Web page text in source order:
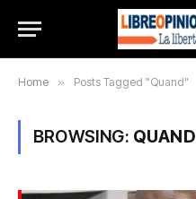
Home » Posts Tagged "Quand"
BROWSING: QUAND